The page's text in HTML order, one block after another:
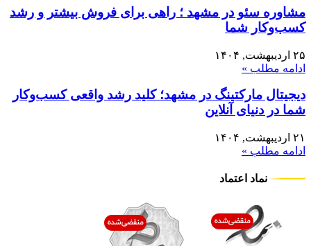
مشاوره سئو در مشهد ؛ راهی برای فروش بیشتر و رشد
کسب‌وکار شما
۲۵ اردیبهشت, ۱۴۰۴
ادامه مطلب »
دیجیتال مارکتینگ در مشهد؛ کلید رشد واقعی کسب‌وکار
شما در دنیای آنلاین
۲۱ اردیبهشت, ۱۴۰۴
ادامه مطلب »
نماد اعتماد